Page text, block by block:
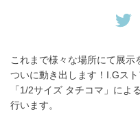
る
これまで様々な場所にて展
ついに動き出します！I.Gス
「1/2サイズ タチコマ」によ
行います。